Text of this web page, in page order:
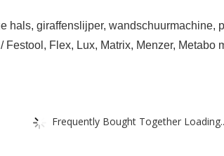
hals, giraffenslijper, wandschuurmachine,
Flex, Lux, Matrix, Menzer, Metabo
Frequently Bought Together